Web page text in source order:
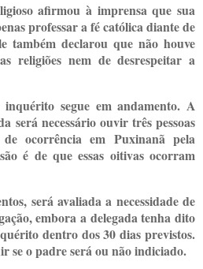
afirmou à imprensa que sua
professar a fé católica diante de
também declarou que não houve
religiões nem de desrespeitar a
segue em andamento. A
será necessário ouvir três pessoas
ocorrência em Puxinanã pela
é de que essas oitivas ocorram
será avaliada a necessidade de
embora a delegada tenha dito
dentro dos 30 dias previstos.
se o padre será ou não indiciado.